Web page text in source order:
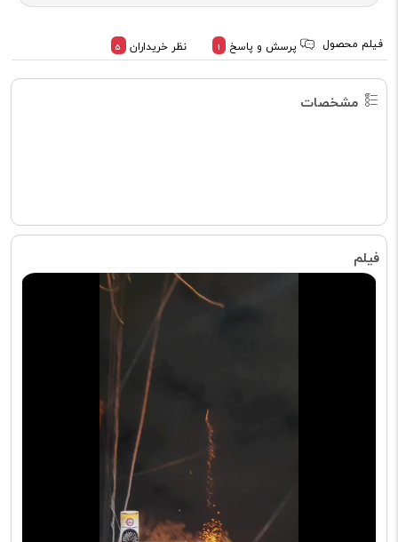
فیلم محصول پرسش و پاسخ 1 نظر خریداران 5
مشخصات
فیلم